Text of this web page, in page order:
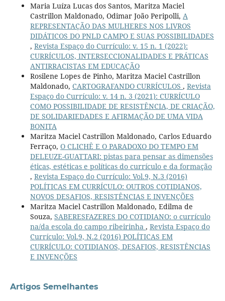
Maria Luíza Lucas dos Santos, Maritza Maciel
Castrillon Maldonado, Odimar João Peripolli, A
REPRESENTAÇÃO DAS MULHERES NOS LIVROS
DIDÁTICOS DO PNLD CAMPO E SUAS POSSIBILIDADES
, Revista Espaço do Currículo: v. 15 n. 1 (2022):
CURRÍCULOS, INTERSECCIONALIDADES E PRÁTICAS
ANTIRRACISTAS EM EDUCAÇÃO
Rosilene Lopes de Pinho, Maritza Maciel Castrillon
Maldonado, CARTOGRAFANDO CURRÍCULOS , Revista
Espaço do Currículo: v. 14 n. 3 (2021): CURRÍCULO
COMO POSSIBILIDADE DE RESISTÊNCIA, DE CRIAÇÃO,
DE SOLIDARIEDADES E AFIRMAÇÃO DE UMA VIDA
BONITA
Maritza Maciel Castrillon Maldonado, Carlos Eduardo
Ferraço, O CLICHÊ E O PARADOXO DO TEMPO EM
DELEUZE-GUATTARI: pistas para pensar as dimensões
éticas, estéticas e políticas do currículo e da formação
, Revista Espaço do Currículo: Vol.9, N.3 (2016)
POLÍTICAS EM CURRÍCULO: OUTROS COTIDIANOS,
NOVOS DESAFIOS, RESISTÊNCIAS E INVENÇÕES
Maritza Maciel Castrillon Maldonado, Edilma de
Souza, SABERESFAZERES DO COTIDIANO: o currículo
na/da escola do campo ribeirinha , Revista Espaço do
Currículo: Vol.9, N.2 (2016) POLÍTICAS EM
CURRÍCULO: COTIDIANOS, DESAFIOS, RESISTÊNCIAS
E INVENÇÕES
Artigos Semelhantes